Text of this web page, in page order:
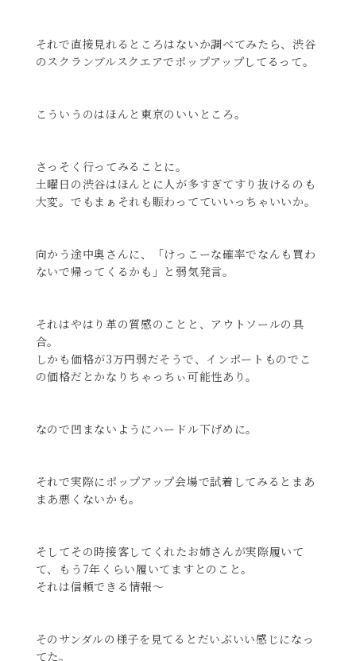
それで直接見れるところはないか調べてみたら、渋谷
のスクランブルスクエアでポップアップしてるって。
こういうのはほんと東京のいいところ。
さっそく行ってみることに。
土曜日の渋谷はほんとに人が多すぎてすり抜けるのも
大変。でもまぁそれも賑わってていいっちゃいいか。
向かう途中奥さんに、「けっこーな確率でなんも買わ
ないで帰ってくるかも」と弱気発言。
それはやはり革の質感のことと、アウトソールの具
合。
しかも価格が3万円弱だそうで、インポートものでこ
の価格だとかなりちゃっちぃ可能性あり。
なので凹まないようにハードル下げめに。
それで実際にポップアップ会場で試着してみるとまあ
まあ悪くないかも。
そしてその時接客してくれたお姉さんが実際履いて
て、もう7年くらい履いてますとのこと。
それは信頼できる情報〜
そのサンダルの様子を見てるとだいぶいい感じになっ
てた。